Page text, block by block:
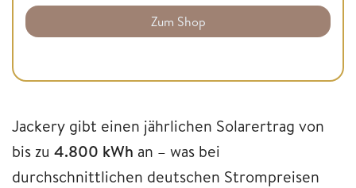
Zum Shop
Jackery gibt einen jährlichen Solarertrag von
bis zu 4.800 kWh an – was bei
durchschnittlichen deutschen Strompreisen